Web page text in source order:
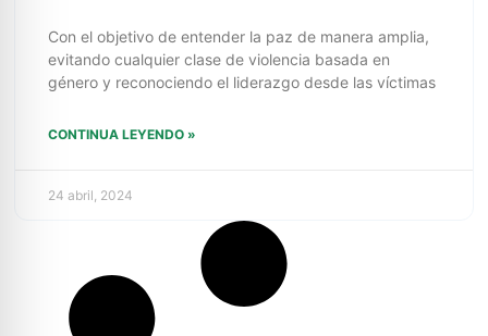
Con el objetivo de entender la paz de manera amplia,
evitando cualquier clase de violencia basada en
género y reconociendo el liderazgo desde las víctimas
CONTINUA LEYENDO »
24 abril, 2024